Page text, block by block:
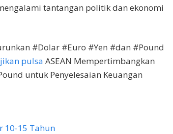
tantangan politik dan ekonomi
#Dolar #Euro #Yen #dan #Pound
pulsa ASEAN Mempertimbangkan
untuk Penyelesaian Keuangan
10-15 Tahun